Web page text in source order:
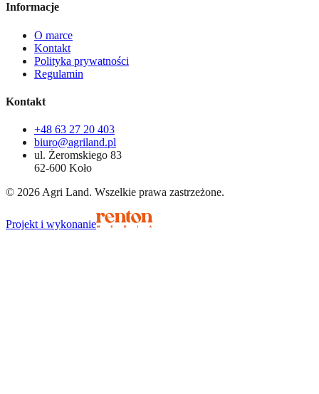
Informacje
O marce
Kontakt
Polityka prywatności
Regulamin
Kontakt
+48 63 27 20 403
biuro@agriland.pl
ul. Żeromskiego 83
62-600 Koło
© 2026 Agri Land. Wszelkie prawa zastrzeżone.
Projekt i wykonanie